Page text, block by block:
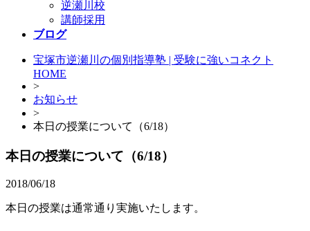
逆瀬川校
講師採用
ブログ
宝塚市逆瀬川の個別指導塾 | 受験に強いコネクト
HOME
>
お知らせ
>
本日の授業について（6/18）
本日の授業について（6/18）
2018/06/18
本日の授業は通常通り実施いたします。